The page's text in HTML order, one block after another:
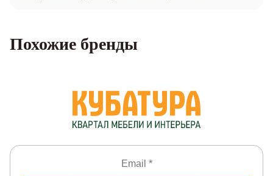
Похожие бренды